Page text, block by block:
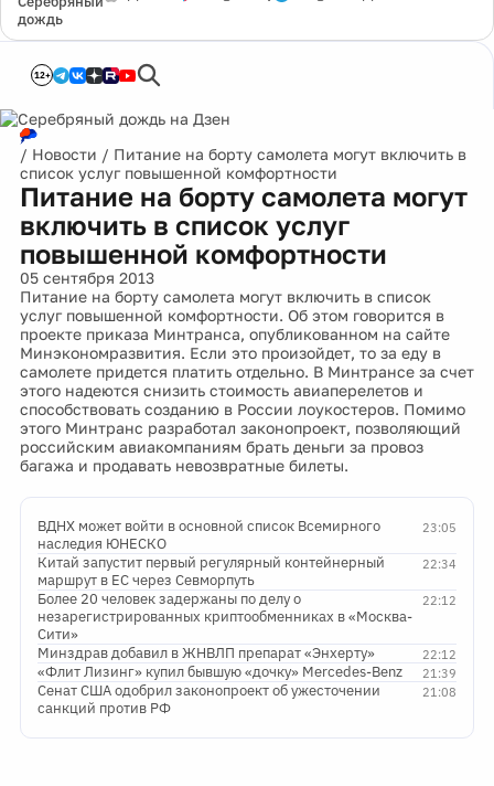
дождь
12+
/ Новости / Питание на борту самолета могут включить в
список услуг повышенной комфортности
Питание на борту самолета могут
включить в список услуг
повышенной комфортности
05 сентября 2013
Питание на борту самолета могут включить в список
услуг повышенной комфортности. Об этом говорится в
проекте приказа Минтранса, опубликованном на сайте
Минэкономразвития. Если это произойдет, то за еду в
самолете придется платить отдельно. В Минтрансе за счет
этого надеются снизить стоимость авиаперелетов и
способствовать созданию в России лоукостеров. Помимо
этого Минтранс разработал законопроект, позволяющий
российским авиакомпаниям брать деньги за провоз
багажа и продавать невозвратные билеты.
23:05
ВДНХ может войти в основной список Всемирного
наследия ЮНЕСКО
22:34
Китай запустит первый регулярный контейнерный
маршрут в ЕС через Севморпуть
22:12
Более 20 человек задержаны по делу о
незарегистрированных криптообменниках в «Москва-
Сити»
22:12
Минздрав добавил в ЖНВЛП препарат «Энхерту»
21:39
«Флит Лизинг» купил бывшую «дочку» Mercedes-Benz
21:08
Сенат США одобрил законопроект об ужесточении
санкций против РФ